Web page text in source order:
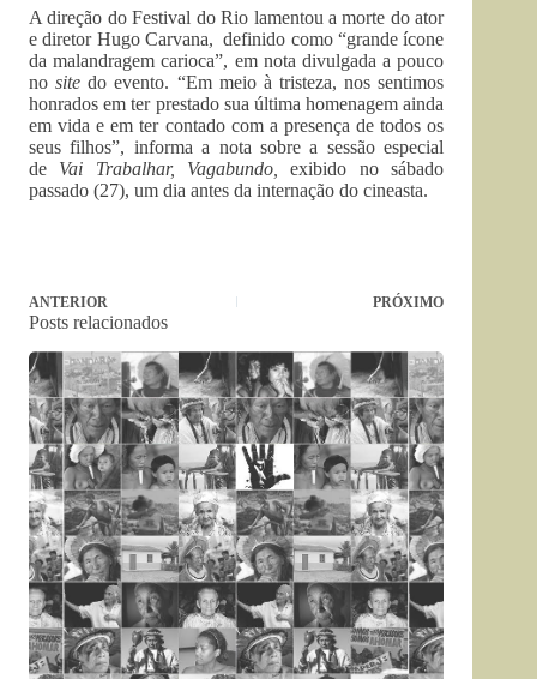
A direção do Festival do Rio lamentou a morte do ator
e diretor Hugo Carvana, definido como “grande ícone
da malandragem carioca”, em nota divulgada a pouco
nosite do evento. “Em meio à tristeza, nos sentimos
honrados em ter prestado sua última homenagem ainda
em vida e em ter contado com a presença de todos os
seus filhos”, informa a nota sobre a sessão especial
de Vai Trabalhar, Vagabundo,
exibido no sábado
passado (27), um dia antes da internação do cineasta.
ANTERIOR PRÓXIMO
Posts relacionados